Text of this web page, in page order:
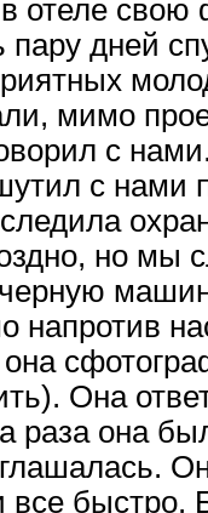
отеле
пару дней
мимо
с
с нами
но мы
напротив
Она
раза она
все